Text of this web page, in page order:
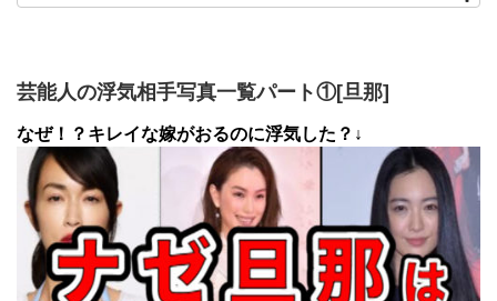
芸能人の浮気相手写真一覧パート①[旦那]
なぜ！？キレイな嫁がおるのに浮気した？↓